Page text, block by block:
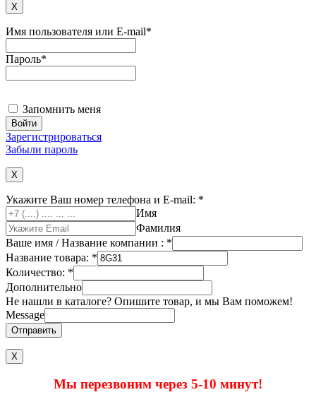
X
Имя пользователя или E-mail*
Пароль*
Запомнить меня
Зарегистрироваться
Забыли пароль
X
Укажите Ваш номер телефона и E-mail: *
Имя
Фамилия
Ваше имя / Название компании : *
Название товара: *
Количество: *
Дополнительно
Не нашли в каталоге? Опишите товар, и мы Вам поможем!
Message
Отправить
Х
Мы перезвоним через 5-10 минут!